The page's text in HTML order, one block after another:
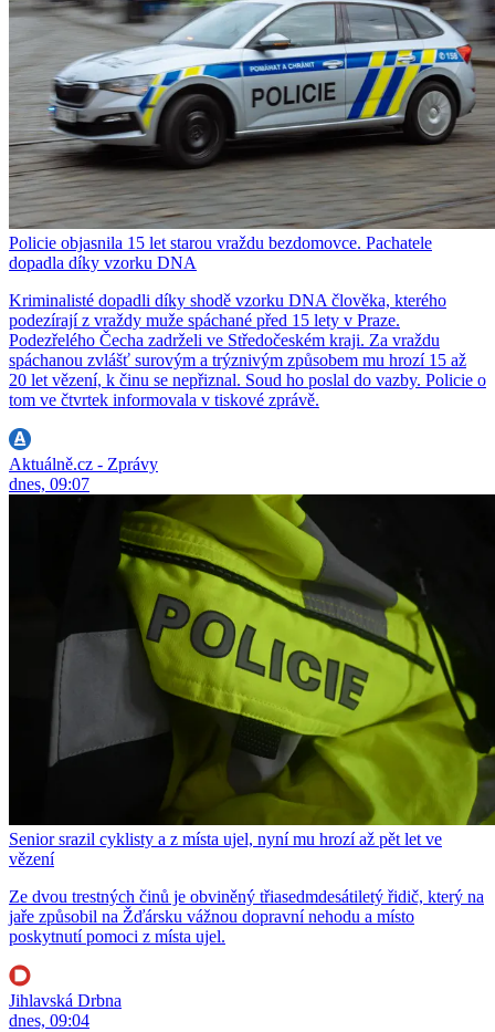
Policie objasnila 15 let starou vraždu bezdomovce. Pachatele
dopadla díky vzorku DNA
Kriminalisté dopadli díky shodě vzorku DNA člověka, kterého
podezírají z vraždy muže spáchané před 15 lety v Praze.
Podezřelého Čecha zadrželi ve Středočeském kraji. Za vraždu
spáchanou zvlášť surovým a trýznivým způsobem mu hrozí 15 až
20 let vězení, k činu se nepřiznal. Soud ho poslal do vazby. Policie o
tom ve čtvrtek informovala v tiskové zprávě.
Aktuálně.cz - Zprávy
dnes, 09:07
Senior srazil cyklisty a z místa ujel, nyní mu hrozí až pět let ve
vězení
Ze dvou trestných činů je obviněný třiasedmdesátiletý řidič, který na
jaře způsobil na Žďársku vážnou dopravní nehodu a místo
poskytnutí pomoci z místa ujel.
Jihlavská Drbna
dnes, 09:04